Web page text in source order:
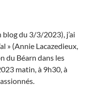
du 3/3/2023), j’ai
» (Annie Lacazedieux,
du Béarn dans les
matin, à 9h30, à